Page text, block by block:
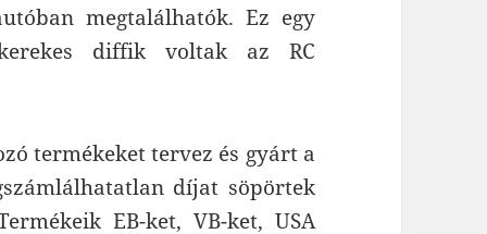
megtalálhatók. Ez egy
diffik voltak az RC
termékeket tervez és gyárt a
díjat söpörtek
EB-ket, VB-ket, USA